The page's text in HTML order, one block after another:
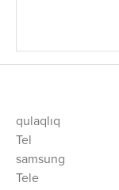
qulaqlıq
Tel
samsung
Tele